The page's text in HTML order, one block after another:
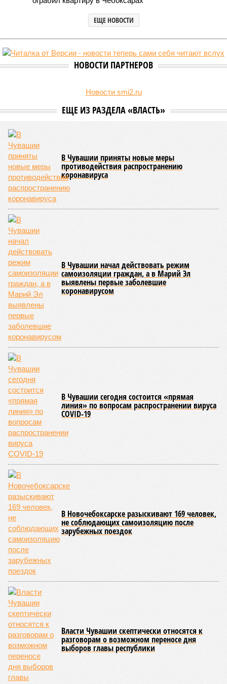
В Чувашской Республике последовательно реализуются меры,
направленные на повышение статуса и институциональное
развитие национальной борьбы на поясах керешу.
дисциплины в качестве приоритетной, но также утвердили
ведомственных знаков отличия, закрепив
атрибутов на уровне правительства субъекта. Согласно
обнародованным материалам, введены удостоверения и
нагрудные знаки мастера спорта Чувашии международного
класса по керешу, а также мастера спорта Чувашии.
Параллельно с этим разработана полная разрядная сетка
по керешу, охватывающая все ступени от третьего
юношеского разряда до уровня кандидата в мастера
спорта. Такая структура призвана обеспечить системность
в подготовке юных атлетов и создать чёткие ориентиры
для последовательного повышения их квалификации.
Керешу представляет собой традиционное единоборство,
уходящее корнями в культуру чувашского народа. Схватка
проходит следующим образом: соперники располагаются
лицом друг к другу, при этом через пояс каждого из них
перекинуто специальное матерчатое полотенце;
удерживаясь за этот элемент экипировки, борцы вступают
в противоборство, основная задача которого заключается в
том, чтобы опрокинуть противника.
Современная версия чувашской национальной борьбы
была создана в 1990-х годах. С того периода дисциплина
переживает этап активного возрождения, сохраняя при
этом неразрывную связь с многовековыми народными
традициями.
В настоящее время керешу демонстрирует рост
популярности. В 2024 году в столице республики, городе
Чебоксары, на базе спортивной школы № 11 состоялось
торжественное открытие Республиканского центра
единоборств «Керешу». площадка имеет все необходимые
условия для полноценной подготовки спортсменов
высокого класса.
В том же году был проведён первый официальный
чемпионат по керешу, участие в котором приняли
сильнейшие борцы со всех районов Чувашии; турнир
наглядно продемонстрировал динамичный и зрелищный
характер этого вида спорта.
Керешу включён в перечень приоритетных спортивных
дисциплин на территории Чувашской Республики. Кроме
международную арену: оно входило в программу I и II
Всемирных игр национальных видов единоборств, которые
проводились в Чувашии, что говорит о расширении
географии интереса к этой борьбе за пределами региона.
Александра Иванова
Опубликовано:22.07.2026 13:47
Отредактировано: